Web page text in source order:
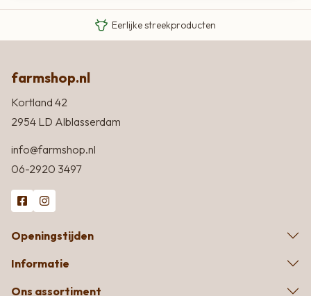
Eigen Limousin runderen
Eerlijke streekproducten
farmshop.nl
Kortland 42
2954 LD Alblasserdam
info@farmshop.nl
06-2920 3497
Openingstijden
Informatie
Ons assortiment